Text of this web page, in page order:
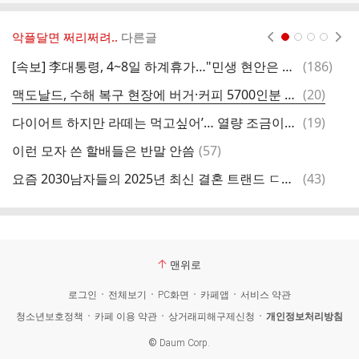
악플달면 쩌리쩌려.. 다른글
[속보] 李대통령, 4~8일 하계휴가…"민생 현안은 계속 챙길 것"
댓
(186)
맥도날드, 수해 복구 현장에 버거·커피 5700인분 후원 댓
글
(20)
다이어트 하지만 라떼는 먹고싶어’… 열량 조금이라도 낮추는 주문법 댓
(19)
이런 모자 쓴 할배들은 반말 안씀 댓
(57)
요즘 2030남자들의 2025년 최신 결혼 트랜드 ㄷㄷㄷㄷㄷㄷㄷㄷㄷㄷㄷ
댓
(43)
맨위로
로그인 전체보기 PC화면 카페앱
서비스 약관
청소년보호정책
카페 이용 약관 상거래피해구제신청 개인정보처리방침
© Daum Corp.